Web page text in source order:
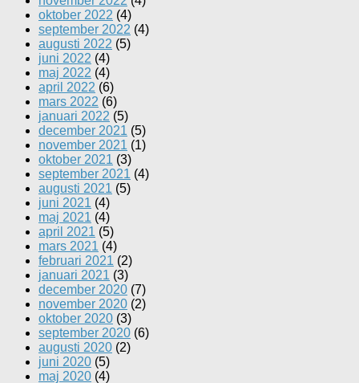
oktober 2022 (4)
september 2022 (4)
augusti 2022 (5)
juni 2022 (4)
maj 2022 (4)
april 2022 (6)
mars 2022 (6)
januari 2022 (5)
december 2021 (5)
november 2021 (1)
oktober 2021 (3)
september 2021 (4)
augusti 2021 (5)
juni 2021 (4)
maj 2021 (4)
april 2021 (5)
mars 2021 (4)
februari 2021 (2)
januari 2021 (3)
december 2020 (7)
november 2020 (2)
oktober 2020 (3)
september 2020 (6)
augusti 2020 (2)
juni 2020 (5)
maj 2020 (4)